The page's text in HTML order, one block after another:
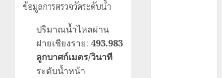
ข้อมูลการตรวจวัดระดับน้ำ
ปริมาณน้ำไหลผ่าน
ฝายเชียงราย: 493.983
ลูกบาศก์เมตร/วินาที
ระดับน้ำหน้า